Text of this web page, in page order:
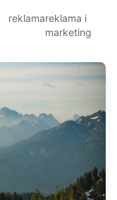
reklamareklama i
marketing